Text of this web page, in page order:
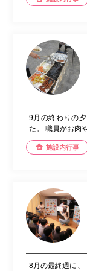
9月の終わりの
た。 職員がお肉
施設内行事
8月の最終週に、